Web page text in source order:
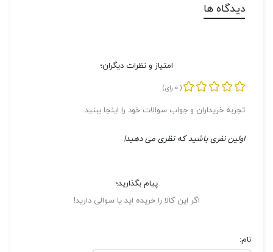
دیدگاه ها
امتیاز و نظرات دیگران؛
(
0 رای)
تجربه خریداران و جواب سوالات خود را اینجا ببنید.
اولین نفری باشید که نظری می دهید!
پیام بگذارید؛
اگر این کالا را خریده اید یا سوالی دارید!
نام: